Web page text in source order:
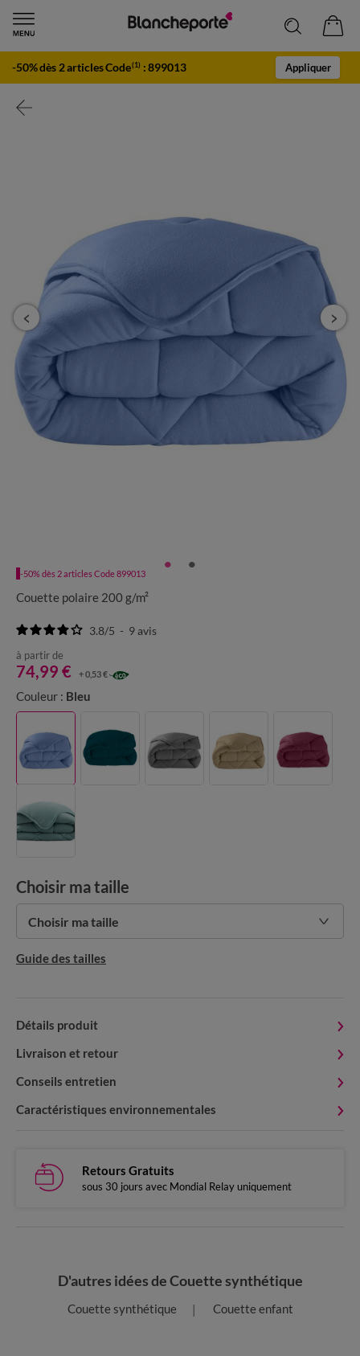
-50% dès 2 articles Code(1) :899013 Appliquer
-50% dès 2 articles Code 899013
Couette polaire 200 g/m²
3.8/5 - 9avis
à partir de
74,99 € + 0,53 €
Couleur : Bleu
Choisir ma taille
Choisir ma taille
Guide des tailles
Détails produit
Livraison et retour
Conseils entretien
Caractéristiques environnementales
Retours Gratuits
sous 30 jours avec Mondial Relay uniquement
D'autres idées de Couette synthétique
Couette synthétique Couette enfant